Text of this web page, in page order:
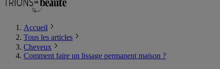
Accueil
Tous les articles
Cheveux
Comment faire un lissage permanent maison ?